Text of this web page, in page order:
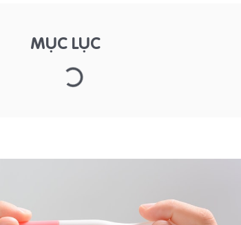
MỤC LỤC